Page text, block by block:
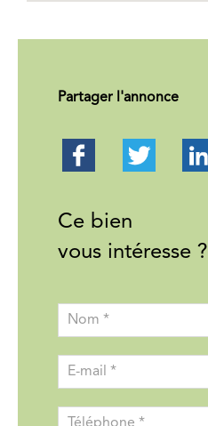
Partager l'annonce
Ce bien
vous intéresse ?